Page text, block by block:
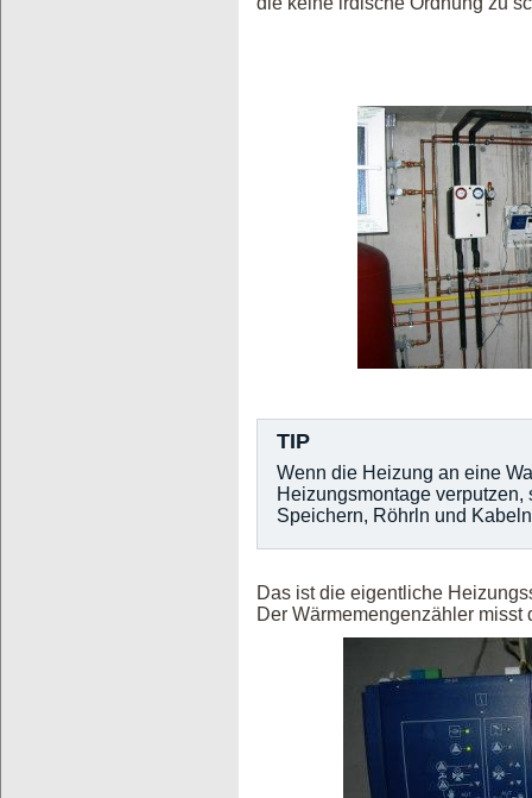
TIP
Wenn die Heizung an eine
Heizungsmontage
Speichern, Röhrln und
Das ist die eigentliche
Der Wärmemengenzähler